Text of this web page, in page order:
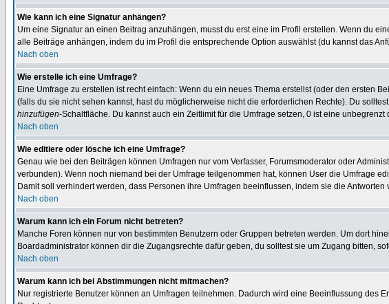
Wie kann ich eine Signatur anhängen?
Um eine Signatur an einen Beitrag anzuhängen, musst du erst eine im Profil erstellen. Wenn du
alle Beiträge anhängen, indem du im Profil die entsprechende Option auswählst (du kannst das
Nach oben
Wie erstelle ich eine Umfrage?
Eine Umfrage zu erstellen ist recht einfach: Wenn du ein neues Thema erstellst (oder den ersten
(falls du sie nicht sehen kannst, hast du möglicherweise nicht die erforderlichen Rechte). Du
hinzufügen-Schaltfläche. Du kannst auch ein Zeitlimit für die Umfrage setzen, 0 ist eine
Nach oben
Wie editiere oder lösche ich eine Umfrage?
Genau wie bei den Beiträgen können Umfragen nur vom Verfasser, Forumsmoderator oder
verbunden). Wenn noch niemand bei der Umfrage teilgenommen hat, können User die Umfrage
Damit soll verhindert werden, dass Personen ihre Umfragen beeinflussen, indem sie die Antworten
Nach oben
Warum kann ich ein Forum nicht betreten?
Manche Foren können nur von bestimmten Benutzern oder Gruppen betreten werden. Um dort
Boardadministrator können dir die Zugangsrechte dafür geben, du solltest sie um Zugang bitten,
Nach oben
Warum kann ich bei Abstimmungen nicht mitmachen?
Nur registrierte Benutzer können an Umfragen teilnehmen. Dadurch wird eine Beeinflussung des